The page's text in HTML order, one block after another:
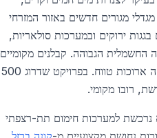
מגורים חדשים באזור המזרחי
גם בגגות ירוקים ובמערכות סולאריות,
החשמלית הגבוהה. קבלנים מקומיים
מדווחים על חיסכון של 15% בעלויות תחזוקה ארוכות טווח. בפרויקט שדרוג 500
נרכשת למערכות חימום תת-רצפתי